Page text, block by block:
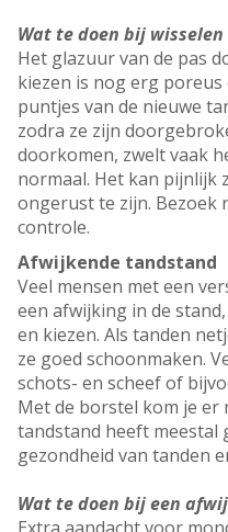
Wat te doen bij wisselen
Het glazuur van de pas
kiezen is nog erg poreus
puntjes van de nieuwe
zodra ze zijn
doorkomen, zwelt vaak
normaal. Het kan pijnlijk
ongerust te zijn. Bezoek
controle.
Afwijkende tandstand
Veel mensen met een
een afwijking in de
en kiezen. Als tanden
ze goed schoonmaken.
schots- en scheef of
Met de borstel kom je er
tandstand heeft meestal
gezondheid van tanden
Wat te doen bij een